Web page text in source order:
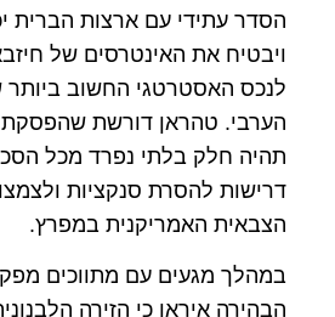
הסדר עתידי עם ארצות הברית
ויבטיח את האינטרסים של
לנכס האסטרטגי החשוב
הערבי. טהראן דורשת שהפסקת
תהיה חלק בלתי נפרד מכל
דרישות להסרת סנקציות
הצבאית האמריקנית במפרץ.
במהלך מגעים עם מתווכים
הבהירה איראן כי הזירה